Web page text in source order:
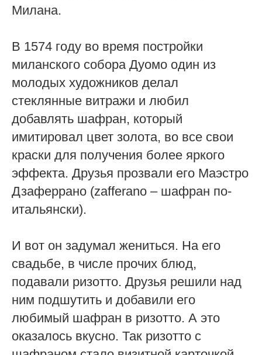
Милана.
В 1574 году во время постройки
миланского собора Дуомо один из
молодых художников делал
стеклянные витражи и любил
добавлять шафран, который
имитировал цвет золота, во все свои
краски для получения более яркого
эффекта. Друзья прозвали его Маэстро
Дзаферрано (zafferano – шафран по-
итальянски).
И вот он задумал жениться. На его
свадьбе, в числе прочих блюд,
подавали ризотто. Друзья решили над
ним подшутить и добавили его
любимый шафран в ризотто. А это
оказалось вкусно. Так ризотто с